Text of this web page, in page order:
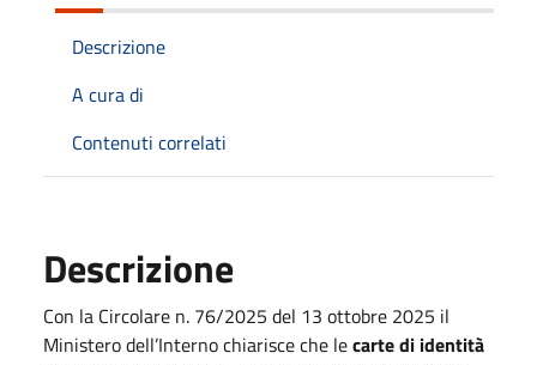
Descrizione
A cura di
Contenuti correlati
Descrizione
Con la Circolare n. 76/2025 del 13 ottobre 2025 il
Ministero dell’Interno chiarisce che lecarte di identità